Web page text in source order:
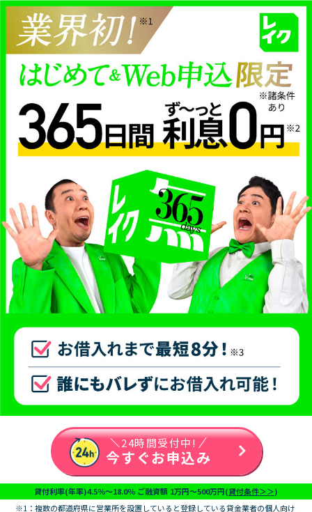
24時間受付中!
今すぐお申込み
貸付利率(年率)4.5％～18.0％ ご融資額 1万円～500万円(貸付条件＞＞)
※1：複数の都道府県に営業所を設置していると登録している貸金業者の個人向け